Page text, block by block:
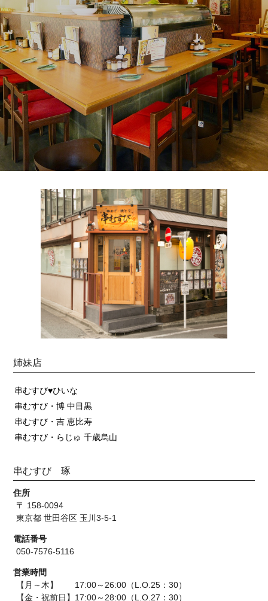
姉妹店
串むすび♥ひいな
串むすび・博 中目黒
串むすび・吉 恵比寿
串むすび・らじゅ 千歳烏山
串むすび 琢
住所
〒 158-0094
東京都 世田谷区 玉川3-5-1
電話番号
050-7576-5116
営業時間
【月～木】 17:00～26:00（L.O.25：30）
【金・祝前日】17:00～28:00（L.O.27：30）